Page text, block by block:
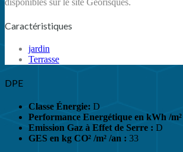
Caractéristiques
jardin
Terrasse
DPE
Classe Énergie: D
Performance Energétique en kWh /
Emission Gaz à Effet de Serre : D
GES en kg CO² /m² /an : 33